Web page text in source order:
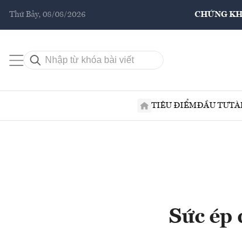
Thứ Bảy, 08/08/2026 CHỨNG
TIÊU ĐIỂMĐẦU TƯ
Sức